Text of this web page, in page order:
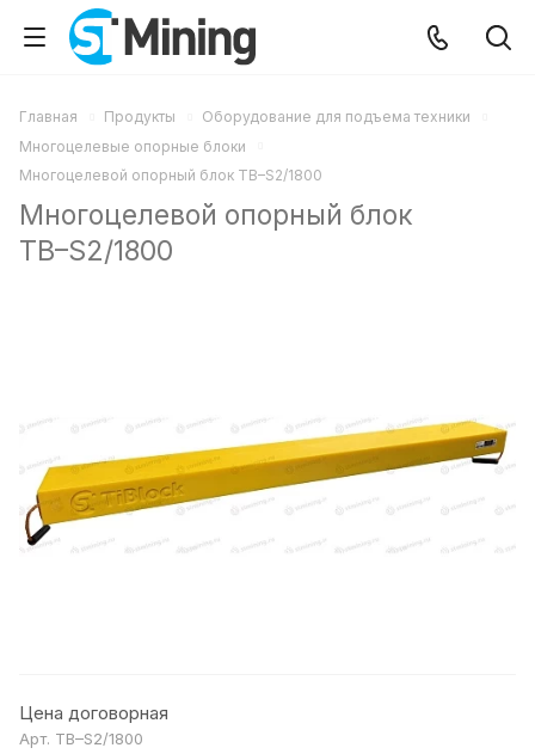
Главная Продукты
Оборудование для подъема техники
Многоцелевые опорные блоки
Многоцелевой опорный блок TB–S2/1800
Многоцелевой опорный блок
TB–S2/1800
Цена договорная
Арт. TB–S2/1800